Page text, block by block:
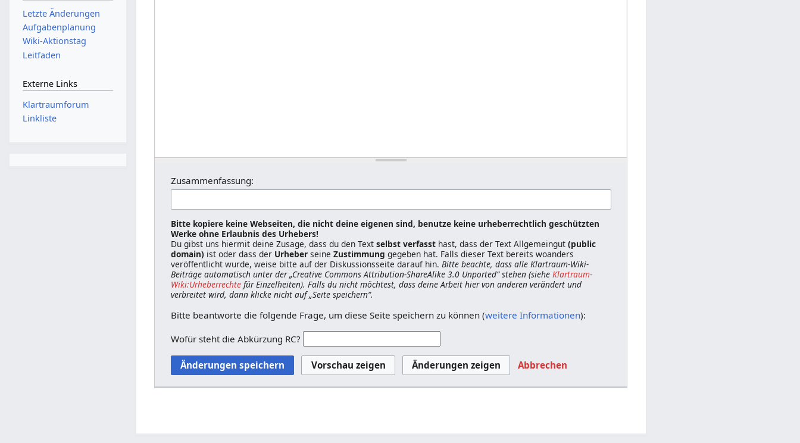
Zusammenfassung:
Bitte kopiere keine Webseiten, die nicht deine eigenen sind, benutze keine urheberrechtlich geschützten
Werke ohne Erlaubnis des Urhebers!
Du gibst uns hiermit deine Zusage, dass du den Text selbst verfassthast, dass der Text Allgemeingut (public
domain) ist oder dass der Urheberseine Zustimmung gegeben hat. Falls dieser Text bereits woanders
veröffentlicht wurde, weise bitte auf der Diskussionsseite darauf hin. Bitte beachte, dass alle Klartraum-Wiki-
Beiträge automatisch unter der „Creative Commons Attribution-ShareAlike 3.0 Unported“ stehen (siehe Klartraum-
Wiki:Urheberrechtefür Einzelheiten). Falls du nicht möchtest, dass deine Arbeit hier von anderen verändert und
verbreitet wird, dann klicke nicht auf „Seite speichern“.
Bitte beantworte die folgende Frage, um diese Seite speichern zu können (weitere Informationen):
Wofür steht die Abkürzung RC?
Abbrechen
Letzte Änderungen
Aufgabenplanung
Wiki-Aktionstag
Leitfaden
Externe Links
Klartraumforum
Linkliste